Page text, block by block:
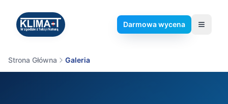
Klima-T
Darmowa wycena
Strona Główna Galeria